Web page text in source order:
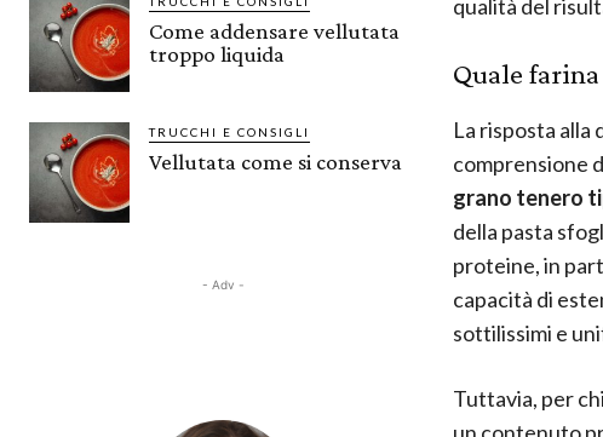
Come addensare vellutata
troppo liquida
TRUCCHI E CONSIGLI
Vellutata come si conserva
- Adv -
qualità del
Quale
La risposta alla
comprensione
grano tenero
della pasta
proteine, in
capacità di
sottilissimi e
Tuttavia, per